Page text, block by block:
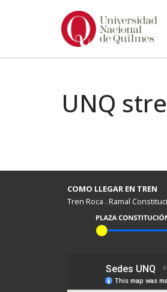
UNQ
COMO LLEGAR EN TREN
Tren Roca . Ramal